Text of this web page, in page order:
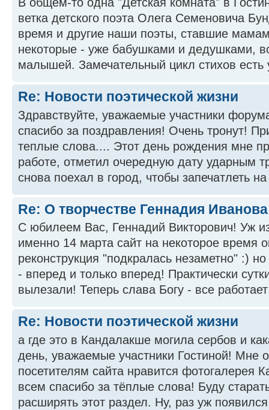
ветка детского поэта Олега Семеновича
время и другие наши поэты, ставшие
некоторые - уже бабушками и дедушками,
малышей. Замечательный цикл стихов
Re: Новости поэтической жизни
Здравствуйте, уважаемые участники
спасибо за поздравления! Очень тронут!
теплые слова.... Этот день рождения мне
работе, отметил очередную дату ударным
снова поехал в город, чтобы запечатлеть
Re: О творчестве Геннадия Иванова
С юбилеем Вас, Геннадий Викторович! Уж
именно 14 марта сайт на некоторое время
реконструкция "подкралась незаметно" :)
- вперед и только вперед! Практически
вылезали! Теперь слава Богу - все
Re: Новости поэтической жизни
а где это в Кандалакше могила сербов и
день, уважаемые участники Гостиной! Мне
посетителям сайта нравится фотогалерея
всем спасибо за тёплые слова! Буду
расширять этот раздел. Ну, раз уж